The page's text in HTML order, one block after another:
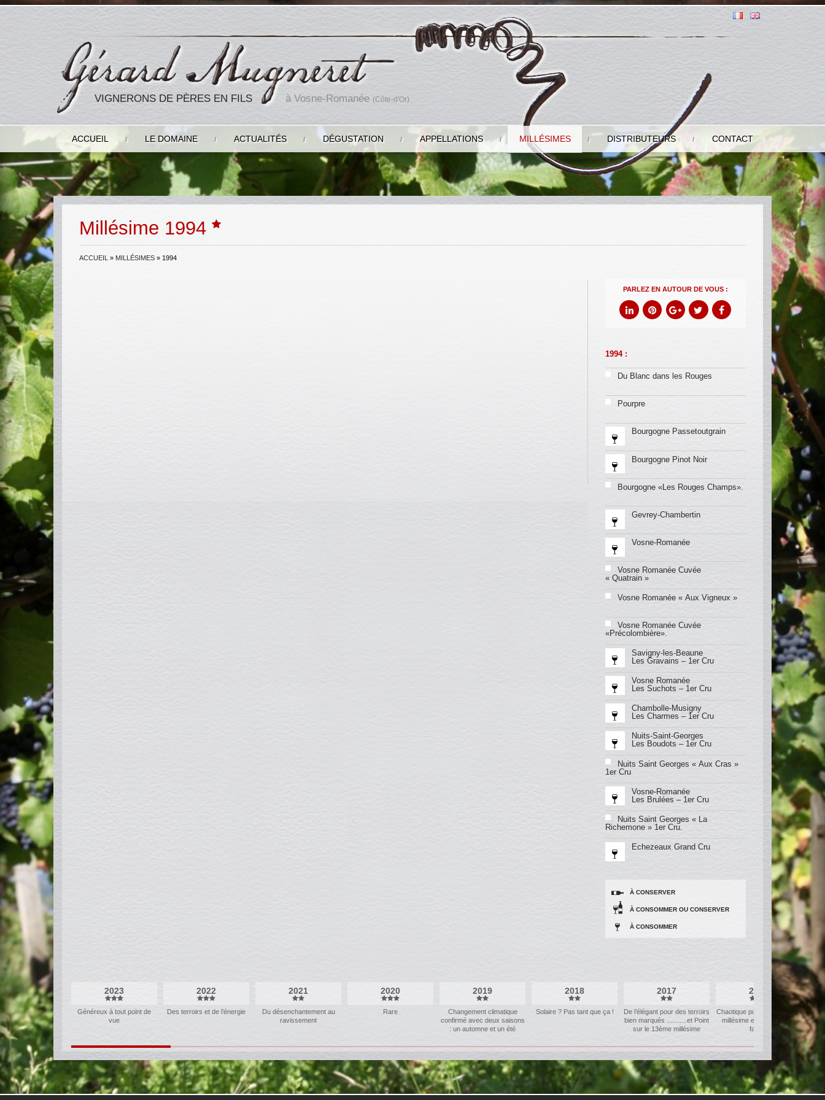
VIGNERONS DE PÈRES EN FILS à Vosne-Romanée(Côte-d'Or)
ACCUEIL LE DOMAINE ACTUALITÉS DÉGUSTATION APPELLATIONS MILLÉSIMES DISTRIBUTEURS CONTACT
Millésime 1994
ACCUEIL » MILLÉSIMES » 1994
PARLEZ EN AUTOUR DE VOUS :
1994 :
Du Blanc dans les Rouges
Pourpre
Bourgogne Passetoutgrain
Bourgogne Pinot Noir
Bourgogne «Les Rouges Champs».
Gevrey-Chambertin
Vosne-Romanée
Vosne Romanée Cuvée
« Quatrain »
Vosne Romanée « Aux Vigneux »
Vosne Romanée Cuvée
«Précolombière».
Savigny-les-Beaune
Les Gravains – 1er Cru
Vosne Romanée
Les Suchots – 1er Cru
Chambolle-Musigny
Les Charmes – 1er Cru
Nuits-Saint-Georges
Les Boudots – 1er Cru
Nuits Saint Georges « Aux Cras »
1er Cru
Vosne-Romanée
Les Brulées – 1er Cru
Nuits Saint Georges « La
Richemone » 1er Cru.
Echezeaux Grand Cru
À CONSERVER
À CONSOMMER OU CONSERVER
À CONSOMMER
2023
Généreux à tout point de
vue
2022
Des terroirs et de l’énergie
2021
Du désenchantement au
ravissement
2020
Rare
2019
Changement climatique
confirmé avec deux saisons
: un automne et un été
2018
Solaire ? Pas tant que ça !
2017
De l’élégant pour des terroirs
bien marqués ...........et Point
sur le 13ème millésime
2016
Chaotique pour un très beau
millésime et des volumes
faibles
Un